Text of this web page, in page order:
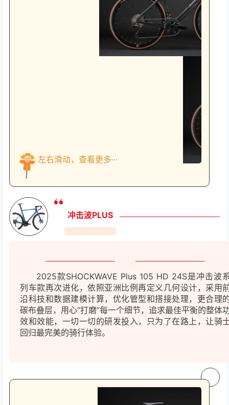
左右滑动，查看更多···
冲击波PLUS
2025款SHOCKWAVE Plus 105 HD 24S是冲击波
列车款再次进化，依照亚洲 比例再定义几何设计，采用
沿科技和数据建模计算，优化管型和搭接处理，更合理
碳布叠层，用心“打磨”每一个细节，追求最佳平衡的整体
效和效能，一切一切的研发投入，只为了在路上，让骑
回归最完美的骑行体验。